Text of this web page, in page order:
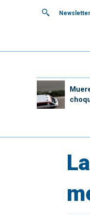
Newsletter